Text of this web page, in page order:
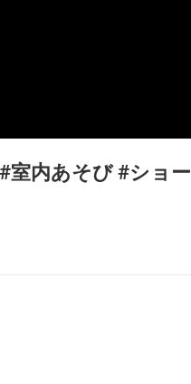
室内あそび #ショー